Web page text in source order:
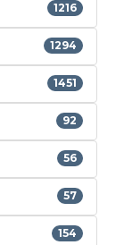
1216
1294
1451
92
56
57
154